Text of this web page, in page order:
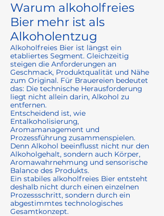
Warum alkoholfreies
Bier mehr ist als
Alkoholentzug
Alkoholfreies Bier ist längst ein
etabliertes Segment. Gleichzeitig
steigen die Anforderungen an
Geschmack, Produktqualität und Nähe
zum Original. Für Brauereien bedeutet
das: Die technische Herausforderung
liegt nicht allein darin, Alkohol zu
entfernen.
Entscheidend ist, wie
Entalkoholisierung,
Aromamanagement und
Prozessführung zusammenspielen.
Denn Alkohol beeinflusst nicht nur den
Alkoholgehalt, sondern auch Körper,
Aromawahrnehmung und sensorische
Balance des Produkts.
Ein stabiles alkoholfreies Bier entsteht
deshalb nicht durch einen einzelnen
Prozessschritt, sondern durch ein
abgestimmtes technologisches
Gesamtkonzept.